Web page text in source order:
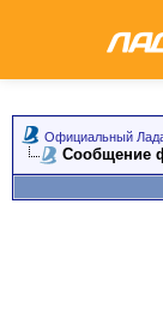
Официальный
Сообщение